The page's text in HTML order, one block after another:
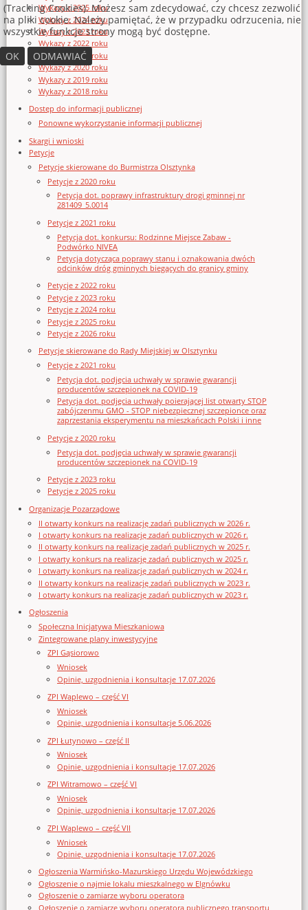
Wykazy z 2025 roku
Wykazy z 2024 roku
Wykazy z 2023 roku
Wykazy z 2022 roku
Wykazy z 2021 roku
Wykazy z 2020 roku
Wykazy z 2019 roku
Wykazy z 2018 roku
Dostęp do informacji publicznej
Ponowne wykorzystanie informacji publicznej
Skargi i wnioski
Petycje
Petycje skierowane do Burmistrza Olsztynka
Petycje z 2020 roku
Petycja dot. poprawy infrastruktury drogi gminnej nr
281409_5.0014
Petycje z 2021 roku
Petycja dot. konkursu: Rodzinne Miejsce Zabaw -
Podwórko NIVEA
Petycja dotycząca poprawy stanu i oznakowania dwóch
odcinków dróg gminnych biegących do granicy gminy
Petycje z 2022 roku
Petycje z 2023 roku
Petycje z 2024 roku
Petycje z 2025 roku
Petycje z 2026 roku
Petycje skierowane do Rady Miejskiej w Olsztynku
Petycje z 2021 roku
Petycja dot. podjęcia uchwały w sprawie gwarancji
producentów szczepionek na COVID-19
Petycja dot. podjęcia uchwały poierającej list otwarty STOP
zabójczenmu GMO - STOP niebezpiecznej szczepionce oraz
zaprzestania eksperymentu na mieszkańcach Polski i inne
Petycje z 2020 roku
Petycja dot. podjęcia uchwały w sprawie gwarancji
producentów szczepionek na COVID-19
Petycje z 2023 roku
Petycje z 2025 roku
Organizacje Pozarządowe
II otwarty konkurs na realizację zadań publicznych w 2026 r.
I otwarty konkurs na realizację zadań publicznych w 2026 r.
II otwarty konkurs na realizację zadań publicznych w 2025 r.
I otwarty konkurs na realizację zadań publicznych w 2025 r.
I otwarty konkurs na realizację zadań publicznych w 2024 r.
II otwarty konkurs na realizację zadań publicznych w 2023 r.
I otwarty konkurs na realizację zadań publicznych w 2023 r.
Ogłoszenia
Społeczna Inicjatywa Mieszkaniowa
Zintegrowane plany inwestycyjne
ZPI Gąsiorowo
Wniosek
Opinie, uzgodnienia i konsultacje 17.07.2026
ZPI Waplewo – część VI
Wniosek
Opinie, uzgodnienia i konsultacje 5.06.2026
ZPI Łutynowo – część II
Wniosek
Opinie, uzgodnienia i konsultacje 17.07.2026
ZPI Witramowo – część VI
Wniosek
Opinie, uzgodnienia i konsultacje 17.07.2026
ZPI Waplewo – część VII
Wniosek
Opinie, uzgodnienia i konsultacje 17.07.2026
Ogłoszenia Warmińsko-Mazurskiego Urzędu Wojewódzkiego
Ogłoszenie o najmie lokalu mieszkalnego w Elgnówku
Ogłoszenie o zamiarze wyboru operatora
Ogłoszenie o zamiarze wyboru operatora publicznego transportu
(Tracking Cookies). Możesz sam zdecydować, czy chcesz zezwolić
na pliki cookie. Należy pamiętać, że w przypadku odrzucenia, nie
wszystkie funkcje strony mogą być dostępne.
OK
ODMAWIAĆ